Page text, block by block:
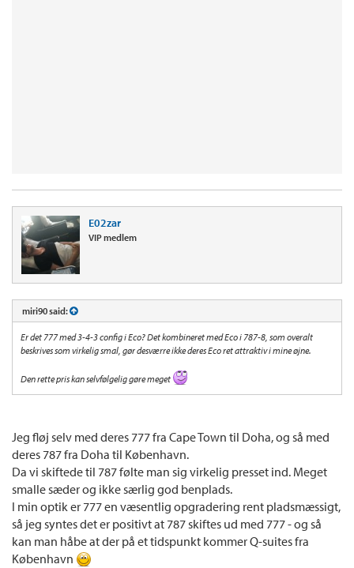
E02zar
VIP medlem
miri90 said:
Er det 777 med 3-4-3 config i Eco? Det kombineret med Eco i 787-8, som overalt
beskrives som virkelig smal, gør desværre ikke deres Eco ret attraktiv i mine øjne.
Den rette pris kan selvfølgelig gøre meget
Jeg fløj selv med deres 777 fra Cape Town til Doha, og så med
deres 787 fra Doha til København.
Da vi skiftede til 787 følte man sig virkelig presset ind. Meget
smalle sæder og ikke særlig god benplads.
I min optik er 777 en væsentlig opgradering rent pladsmæssigt,
så jeg syntes det er positivt at 787 skiftes ud med 777 - og så
kan man håbe at der på et tidspunkt kommer Q-suites fra
København